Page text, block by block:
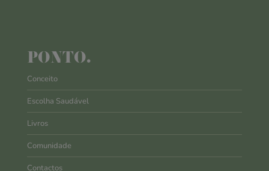
PONTO.
Conceito
Escolha Saudável
Livros
Comunidade
Contactos